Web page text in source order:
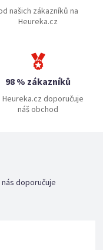
našich zákazníků na
Heureka.cz
98 % zákazníků
Heureka.cz doporučuje
náš obchod
doporučuje